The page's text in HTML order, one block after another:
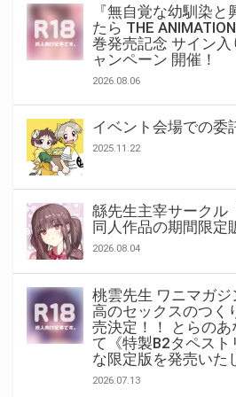
『無自覚な幼馴染
たら THE
巻発売記念 サイン
ャンペーン 開催！
2026.08.06
イベント会場での委
2025.11.22
緜先生主宰サークル
同人作品の期間限定
2026.08.04
桃雲先生 ワニマガ
高のセックスのつく
売決定！！ とらの
て《特製B2タペス
な限定版を発売いた
2026.07.13